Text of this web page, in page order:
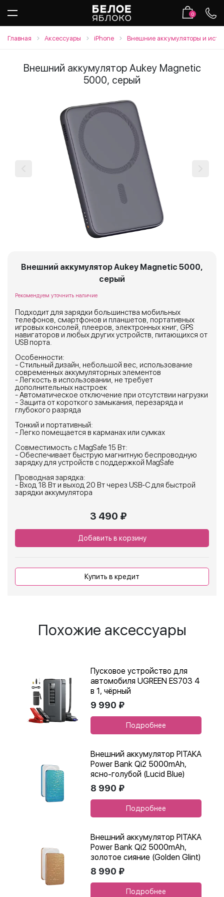
0
Главная Аксессуары iPhone Внешние аккумуляторы и
Внешний аккумулятор Aukey Magnetic
5000, серый
Внешний аккумулятор Aukey Magnetic 5000,
серый
Рекомендуем уточнить наличие
Подходит для зарядки большинства мобильных
телефонов, смартфонов и планшетов, портативных
игровых консолей, плееров, электронных книг, GPS
навигаторов и любых других устройств, питающихся от
USB порта.
Особенности:
- Стильный дизайн, небольшой вес, использование
современных аккумуляторных элементов
- Легкость в использовании, не требует
дополнительных настроек
- Автоматическое отключение при отсутствии нагрузки
- Защита от короткого замыкания, перезаряда и
глубокого разряда
Тонкий и портативный:
- Легко помещается в карманах или сумках
Совместимость с MagSafe 15 Вт:
- Обеспечивает быструю магнитную беспроводную
зарядку для устройств с поддержкой MagSafe
Проводная зарядка:
- Вход 18 Вт и выход 20 Вт через USB-C для быстрой
зарядки аккумулятора
3 490 ₽
Добавить в корзину
Купить в кредит
Похожие аксессуары
Пусковое устройство для
автомобиля UGREEN ES703 4
в 1, чёрный
9 990 ₽
Подробнее
Внешний аккумулятор PITAKA
Power Bank Qi2 5000mAh,
ясно-голубой (Lucid Blue)
8 990 ₽
Подробнее
Внешний аккумулятор PITAKA
Power Bank Qi2 5000mAh,
золотое сияние (Golden Glint)
8 990 ₽
Подробнее